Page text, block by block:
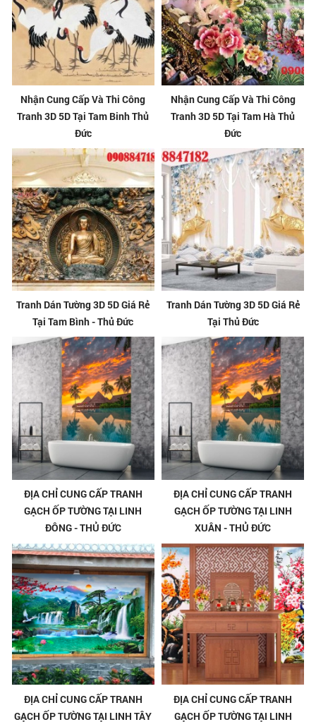
Nhận Cung Cấp Và Thi Công
Tranh 3D 5D Tại Tam Binh Thủ
Đức
Nhận Cung Cấp Và Thi Công
Tranh 3D 5D Tại Tam Hà Thủ
Đức
Tranh Dán Tường 3D 5D Giá Rẻ
Tại Tam Bình - Thủ Đức
Tranh Dán Tường 3D 5D Giá Rẻ
Tại Thủ Đức
ĐỊA CHỈ CUNG CẤP TRANH
GẠCH ỐP TƯỜNG TẠI LINH
ĐÔNG - THỦ ĐỨC
ĐỊA CHỈ CUNG CẤP TRANH
GẠCH ỐP TƯỜNG TẠI LINH
XUÂN - THỦ ĐỨC
ĐỊA CHỈ CUNG CẤP TRANH
GẠCH ỐP TƯỜNG TẠI LINH TÂY
ĐỊA CHỈ CUNG CẤP TRANH
GẠCH ỐP TƯỜNG TẠI LINH